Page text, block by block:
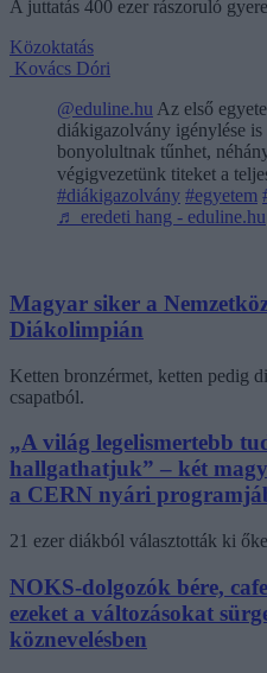
A juttatás 400 ezer rászoruló
Közoktatás
Kovács Dóri
@eduline.hu Az első
diákigazolvány igénylése is
bonyolultnak tűnhet,
végigvezetünk titeket a
#diákigazolvány #egyetem
♬ eredeti hang - eduline.hu
Magyar siker a
Diákolimpián
Ketten bronzérmet, ketten pedig
csapatból.
„A világ legelismertebb
hallgathatjuk” – két
a CERN nyári
21 ezer diákból választották ki
NOKS-dolgozók bére,
ezeket a változásokat
köznevelésben